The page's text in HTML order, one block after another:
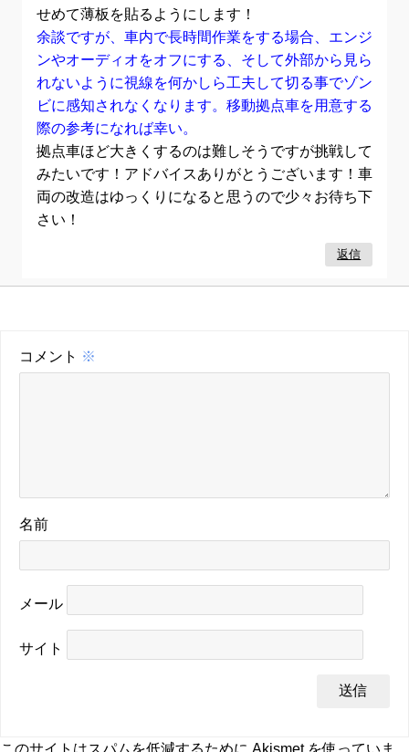
せめて薄板を貼るようにします！
余談ですが、車内で長時間作業をする場合、エンジ
ンやオーディオをオフにする、そして外部から見ら
れないように視線を何かしら工夫して切る事でゾン
ビに感知されなくなります。移動拠点車を用意する
際の参考になれば幸い。
拠点車ほど大きくするのは難しそうですが挑戦して
みたいです！アドバイスありがとうございます！車
両の改造はゆっくりになると思うので少々お待ち下
さい！
返信
コメント ※
名前
メール
サイト
このサイトはスパムを低減するために Akismet を使っていま